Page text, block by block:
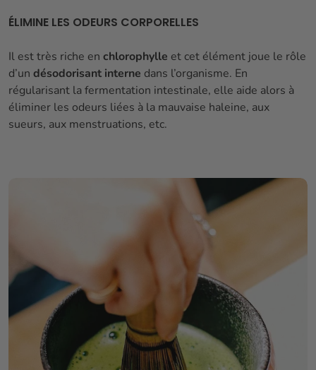
ÉLIMINE LES ODEURS CORPORELLES
Il est très riche en chlorophylle et cet élément joue le rôle
d’un désodorisant interne dans l’organisme. En
régularisant la fermentation intestinale, elle aide alors à
éliminer les odeurs liées à la mauvaise haleine, aux
sueurs, aux menstruations, etc.